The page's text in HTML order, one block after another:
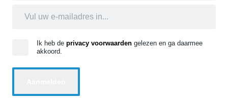
Ik heb de privacy voorwaarden gelezen en ga daarmee
akkoord.